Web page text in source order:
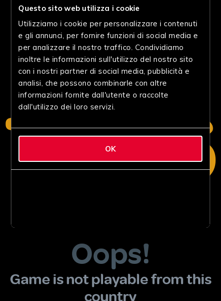
Questo sito web utilizza i cookie
Utilizziamo i cookie per personalizzare i contenuti
e gli annunci, per fornire funzioni di social media e
per analizzare il nostro traffico. Condividiamo
inoltre le informazioni sull'utilizzo del nostro sito
con i nostri partner di social media, pubblicità e
analisi, che possono combinarle con altre
informazioni fornite dall'utente o raccolte
dall'utilizzo dei loro servizi.
OK